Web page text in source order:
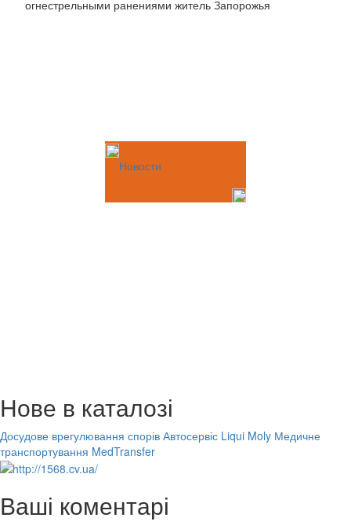
огнестрельными ранениями житель Запорожья
Новости
Нове в каталозі
Досудове врегулювання спорів Автосервіс Liqui Moly Медичне
транспортування MedTransfer
Ваші коментарі